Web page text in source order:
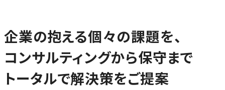
企業の抱える個々の課題を、
コンサルティングから保守まで
トータルで解決策をご提案